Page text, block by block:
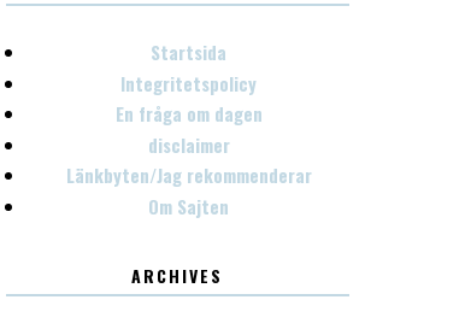
Startsida
Integritetspolicy
En fråga om dagen
disclaimer
Länkbyten/Jag rekommenderar
Om Sajten
ARCHIVES